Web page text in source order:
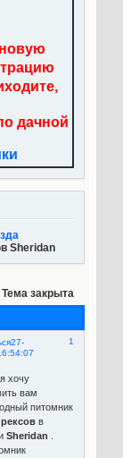
дачной
Sheridan
Тема закрыта
1
27-
хочу
вам
питомник
в
Sheridan